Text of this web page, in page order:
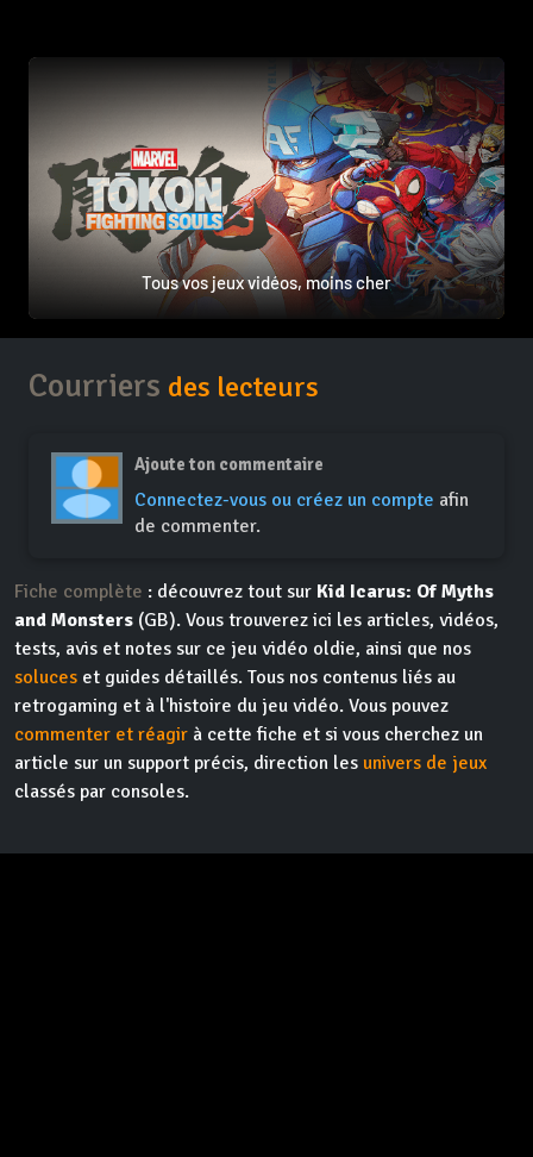
Tous vos jeux vidéos, moins cher
Courriers des lecteurs
Ajoute ton commentaire
Connectez-vous ou créez un compte afin
de commenter.
Fiche complète : découvrez tout sur Kid Icarus: Of Myths
and Monsters (GB). Vous trouverez ici les articles, vidéos,
tests, avis et notes sur ce jeu vidéo oldie, ainsi que nos
soluces et guides détaillés. Tous nos contenus liés au
retrogaming et à l'histoire du jeu vidéo. Vous pouvez
commenter et réagir à cette fiche et si vous cherchez un
article sur un support précis, direction les univers de jeux
classés par consoles.